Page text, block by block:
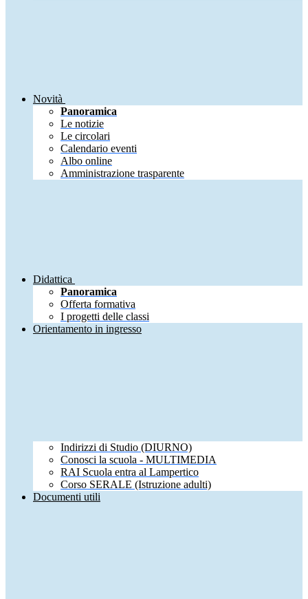
Novità
Panoramica
Le notizie
Le circolari
Calendario eventi
Albo online
Amministrazione trasparente
Didattica
Panoramica
Offerta formativa
I progetti delle classi
Orientamento in ingresso
Indirizzi di Studio (DIURNO)
Conosci la scuola - MULTIMEDIA
RAI Scuola entra al Lampertico
Corso SERALE (Istruzione adulti)
Documenti utili